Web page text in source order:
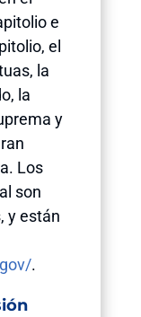
e
el
la
la
y
Los
son
y están
.